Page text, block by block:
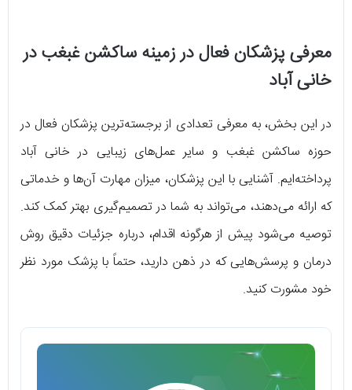
معرفی پزشکان فعال در زمینه ساکشن غبغب در
خانی آباد
در این بخش، به معرفی تعدادی از برجسته‌ترین پزشکان فعال در
حوزه ساکشن غبغب و سایر عمل‌های زیبایی در خانی آباد
پرداخته‌ایم. آشنایی با این پزشکان، میزان مهارت آن‌ها و خدماتی
که ارائه می‌دهند، می‌تواند به شما در تصمیم‌گیری بهتر کمک کند.
توصیه می‌شود پیش از هرگونه اقدام، درباره جزئیات دقیق روش
درمان و پرسش‌هایی که در ذهن دارید، حتماً با پزشک مورد نظر
خود مشورت کنید.